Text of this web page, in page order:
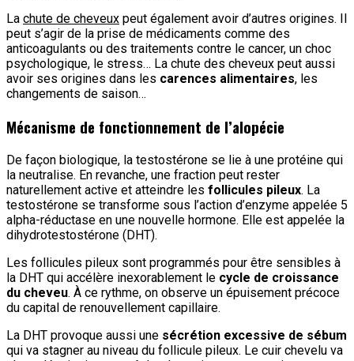
La chute de cheveux peut également avoir d’autres origines. Il
peut s’agir de la prise de médicaments comme des
anticoagulants ou des traitements contre le cancer, un choc
psychologique, le stress… La chute des cheveux peut aussi
avoir ses origines dans les carences alimentaires, les
changements de saison…
Mécanisme de fonctionnement de l’alopécie
De façon biologique, la testostérone se lie à une protéine qui
la neutralise. En revanche, une fraction peut rester
naturellement active et atteindre les follicules pileux. La
testostérone se transforme sous l’action d’enzyme appelée 5
alpha-réductase en une nouvelle hormone. Elle est appelée la
dihydrotestostérone (DHT).
Les follicules pileux sont programmés pour être sensibles à
la DHT qui accélère inexorablement le cycle de croissance
du cheveu. À ce rythme, on observe un épuisement précoce
du capital de renouvellement capillaire.
La DHT provoque aussi une sécrétion excessive de sébum
qui va stagner au niveau du follicule pileux. Le cuir chevelu va